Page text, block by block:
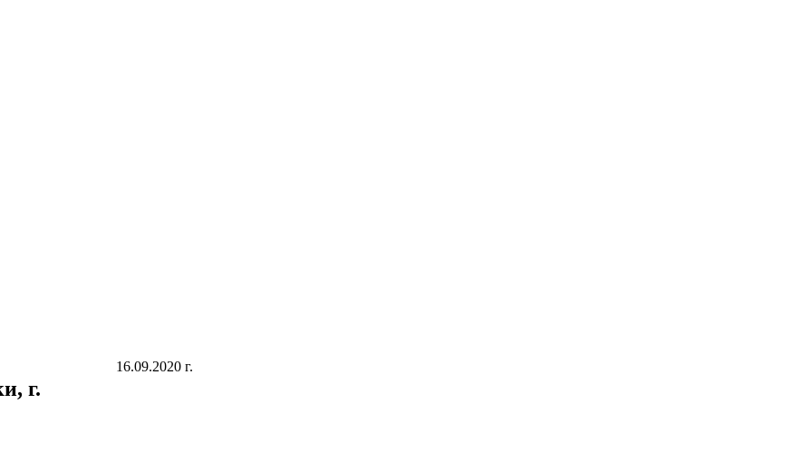
г.
16.09.2020 г.